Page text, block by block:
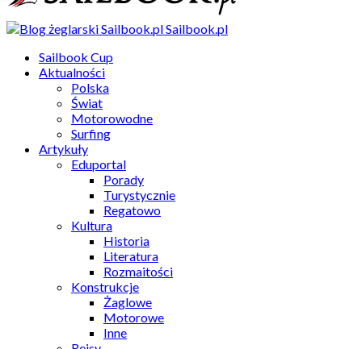
Sailbook.pl
Sailbook Cup
Aktualności
Polska
Świat
Motorowodne
Surfing
Artykuły
Eduportal
Porady
Turystycznie
Regatowo
Kultura
Historia
Literatura
Rozmaitości
Konstrukcje
Żaglowe
Motorowe
Inne